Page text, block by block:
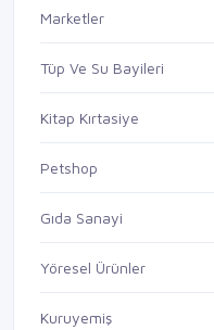
Marketler
Tüp Ve Su Bayileri
Kitap Kırtasiye
Petshop
Gıda Sanayi
Yöresel Ürünler
Kuruyemiş